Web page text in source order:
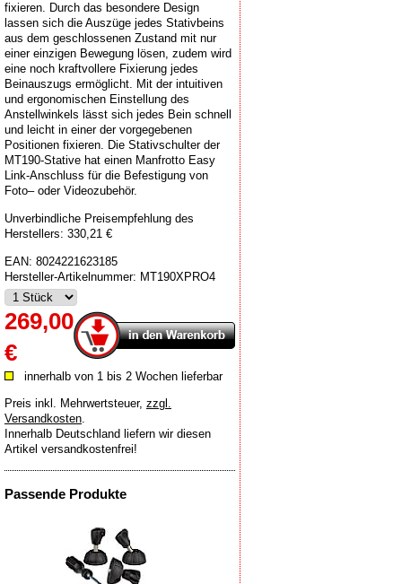
fixieren. Durch das besondere Design
lassen sich die Auszüge jedes Stativbeins
aus dem geschlossenen Zustand mit nur
einer einzigen Bewegung lösen, zudem wird
eine noch kraftvollere Fixierung jedes
Beinauszugs ermöglicht. Mit der intuitiven
und ergonomischen Einstellung des
Anstellwinkels lässt sich jedes Bein schnell
und leicht in einer der vorgegebenen
Positionen fixieren. Die Stativschulter der
MT190-Stative hat einen Manfrotto Easy
Link-Anschluss für die Befestigung von
Foto– oder Videozubehör.
Unverbindliche Preisempfehlung des
Herstellers: 330,21 €
EAN: 8024221623185
Hersteller-Artikelnummer: MT190XPRO4
269,00
€
innerhalb von 1 bis 2 Wochen lieferbar
Preis inkl. Mehrwertsteuer, zzgl.
Versandkosten
Innerhalb Deutschland liefern wir diesen
Artikel versandkostenfrei!
Passende Produkte